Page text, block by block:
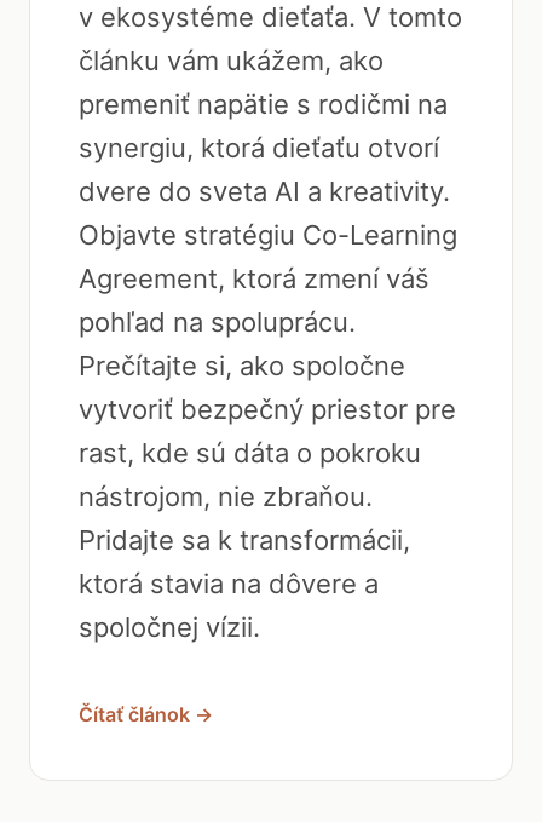
v ekosystéme dieťaťa. V tomto
článku vám ukážem, ako
premeniť napätie s rodičmi na
synergiu, ktorá dieťaťu otvorí
dvere do sveta AI a kreativity.
Objavte stratégiu Co-Learning
Agreement, ktorá zmení váš
pohľad na spoluprácu.
Prečítajte si, ako spoločne
vytvoriť bezpečný priestor pre
rast, kde sú dáta o pokroku
nástrojom, nie zbraňou.
Pridajte sa k transformácii,
ktorá stavia na dôvere a
spoločnej vízii.
Čítať článok →